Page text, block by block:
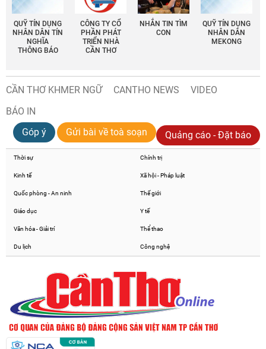
QUỸ TÍN DỤNG
NHÂN DÂN TÍN
NGHĨA
THÔNG BÁO
CÔNG TY CỔ
PHẦN PHÁT
TRIỂN NHÀ
CẦN THƠ
NHẮN TIN TÌM
CON
QUỸ TÍN DỤNG
NHÂN DÂN
MEKONG
CẦN THƠ KHMER NGỮ CANTHO NEWS
VIDEO
BÁO IN
Góp ý
Gửi bài về toà soạn Quảng cáo - Đặt báo
Thời sự Chính trị
Kinh tế Xã hội - Pháp luật
Quốc phòng - An ninh Thế giới
Giáo dục Y tế
Văn hóa - Giải trí Thể thao
Du lịch Công nghệ